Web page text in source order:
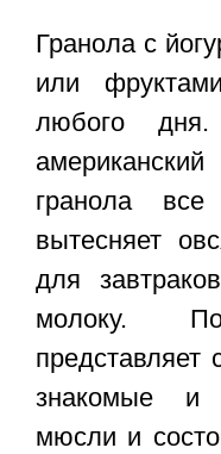
Гранола с
или
любого
гранола
вытесняет
для
молоку.
представляет
знакомые и
мюсли и